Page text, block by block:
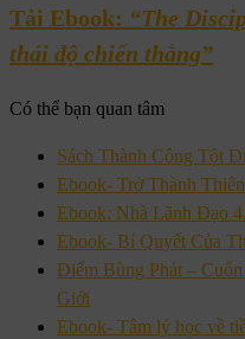
Tải Ebook: “The
thái độ chiến thắng”
Có thể bạn quan tâm
Sách Thành Công Tột
Ebook- Trở Thành
Ebook: Nhà Lãnh Đạo
Ebook- Bí Quyết Của
Điểm Bùng Phát –
Giới
Ebook- Tâm lý học về